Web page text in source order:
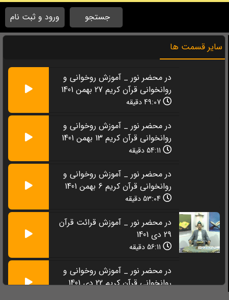
جستجو ورود و ثبت نام
سایر قسمت ها
در محضر نور _ آموزش روخوانی و
روانخوانی قرآن کریم 27 بهمن 1401
در محضر نور _ آموزش روخوانی و
روانخوانی قرآن کریم 13 بهمن 1401
در محضر نور _ آموزش روخوانی و
روانخوانی قرآن کریم 6 بهمن 1401
در محضر نور _ آموزش قرائت قرآن
29 دی 1401
در محضر نور _ آموزش روخوانی و
روانخوانی قرآن کریم 22 دی 1401